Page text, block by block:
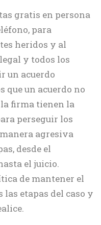
gratis en persona
para
heridos y al
y todos los
un acuerdo
que un acuerdo no
la firma tienen la
perseguir los
agresiva
desde el
el juicio.
de mantener el
etapas del caso y